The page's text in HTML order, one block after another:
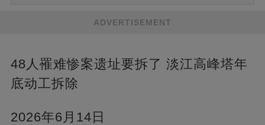
ADVERTISEMENT
48人罹难惨案遗址要拆了 淡江高峰塔年
底动工拆除
2026年6月14日